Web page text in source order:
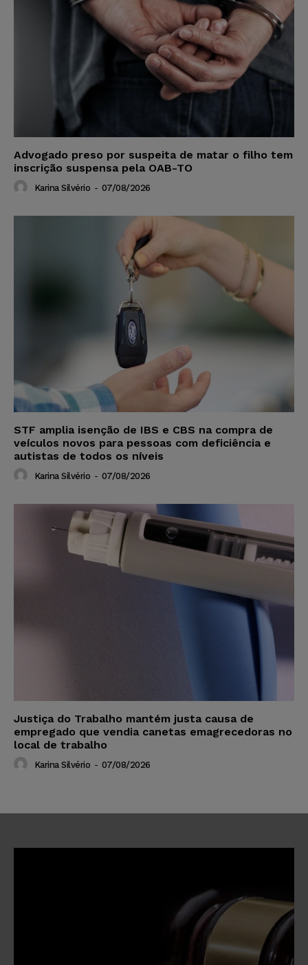
Advogado preso por suspeita de matar o filho tem
inscrição suspensa pela OAB-TO
Karina Silvério - 07/08/2026
STF amplia isenção de IBS e CBS na compra de
veículos novos para pessoas com deficiência e
autistas de todos os níveis
Karina Silvério - 07/08/2026
Justiça do Trabalho mantém justa causa de
empregado que vendia canetas emagrecedoras no
local de trabalho
Karina Silvério - 07/08/2026